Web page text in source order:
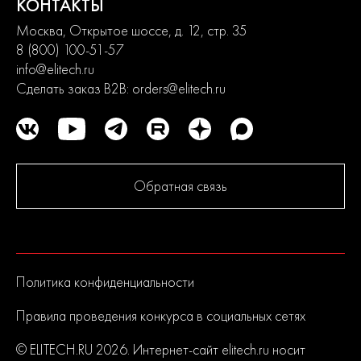
КОНТАКТЫ
Москва, Открытое шоссе, д. 12, стр. 35
8 (800) 100-51-57
info@elitech.ru
Сделать заказ B2B: orders@elitech.ru
Обратная связь
Политика конфиденциальности
Правила проведения конкурса в социальных сетях
© ELITECH.RU 2026. Интернет-сайт elitech.ru носит